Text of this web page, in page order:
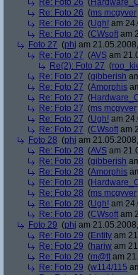
Re: Foto 26 (
Re: Foto 26 (ms mcgyver
Re: Foto 26 (Ugh! am
Re: Foto 26 (CWsoft am
Foto 27 (phj am
Re: Foto 27 (AVS am
Re(2): Foto 27 (
Re: Foto 27 (gibberish
Re: Foto 27 (Amorphis
Re: Foto 27 (
Re: Foto 27 (ms mcgyver
Re: Foto 27 (Ugh! am
Re: Foto 27 (CWsoft am
Foto 28 (phj am
Re: Foto 28 (AVS am
Re: Foto 28 (gibberish
Re: Foto 28 (Amorphis
Re: Foto 28 (
Re: Foto 28 (ms mcgyver
Re: Foto 28 (Ugh! am
Re: Foto 28 (CWsoft am
Foto 29 (phj am
Re: Foto 29 (Entity am
Re: Foto 29 (hariw am
Re: Foto 29 (m@tt am
Re: Foto 29 (w114/115